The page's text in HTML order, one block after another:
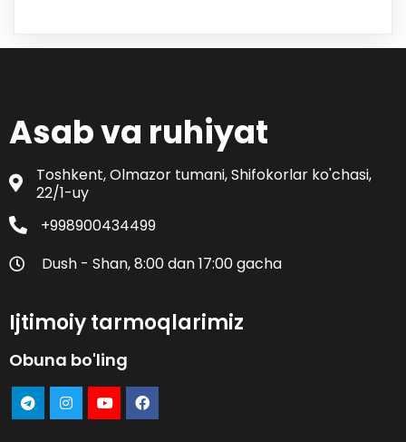
Asab va ruhiyat
Toshkent, Olmazor tumani, Shifokorlar ko'chasi,
22/1-uy
+998900434499
Dush - Shan, 8:00 dan 17:00 gacha
Ijtimoiy tarmoqlarimiz
Obuna bo'ling